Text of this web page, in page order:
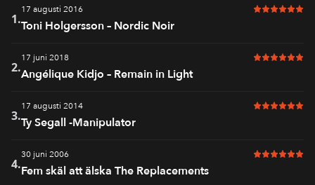
1.
17 augusti 2016 6 av 6 i
Toni Holgersson – Nordic Noir
2.
17 juni 2018 6 av 6 i
Angélique Kidjo – Remain in Light
3.
17 augusti 2014 6 av 6 i
Ty Segall -Manipulator
4.
30 juni 2006 6 av 6 i
Fem skäl att älska The Replacements